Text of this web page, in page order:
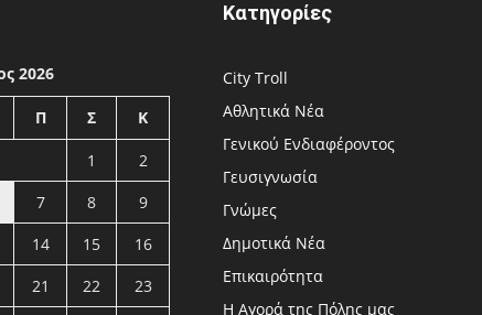
2026
Π Σ Κ
1
2
7 8
9
14 15
16
21 22
23
Κατηγορίες
City Troll
Αθλητικά Νέα
Γενικού Ενδιαφέροντος
Γευσιγνωσία
Γνώμες
Δημοτικά Νέα
Επικαιρότητα
Η Αγορά της Πόλης μας